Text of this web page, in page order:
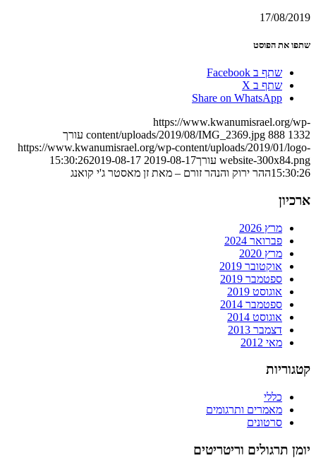
17/08/
את הפוסט
שתף ב Facebook
שתף ב X
Share on WhatsApp
https://www.kwanumisrael.org/
content/uploads/2019/08/IMG_2369.jpg 888
עורך
https://www.kwanumisrael.org/wp-content/uploads/2019/01/
website- עורך2019-08-17 15:30:26
2019-08-17
ההר ירוק והנהר זורם – מאת זן מאסטר ג'י קואנג
מרץ 2026
פברואר 2024
מרץ 2020
אוקטובר 2019
ספטמבר 2019
אוגוסט 2019
ספטמבר 2014
אוגוסט 2014
דצמבר 2013
מאי 2012
כללי
מאמרים ותרגומים
סרטונים
תרגולים וריטריטים